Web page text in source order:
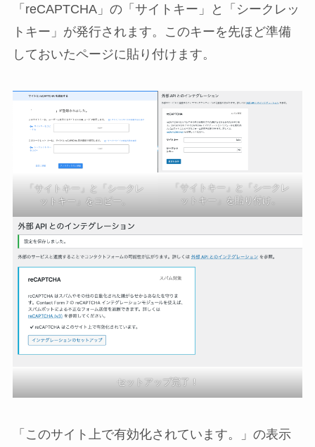
「reCAPTCHA」の「サイトキー」と「シークレッ
トキー」が発行されます。このキーを先ほど準備
しておいたページに貼り付けます。
「サイトキー」と「シークレ
ットキー」をコピー。
「サイトキー」と「シークレ
ットキー」を貼り付け。
セットアップ完了！
「このサイト上で有効化されています。」の表示